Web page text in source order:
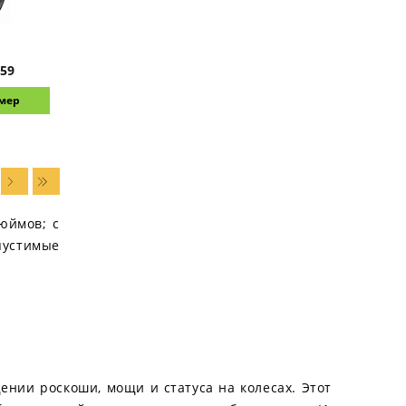
с
роскоши, мощи и статуса на колесах. Этот